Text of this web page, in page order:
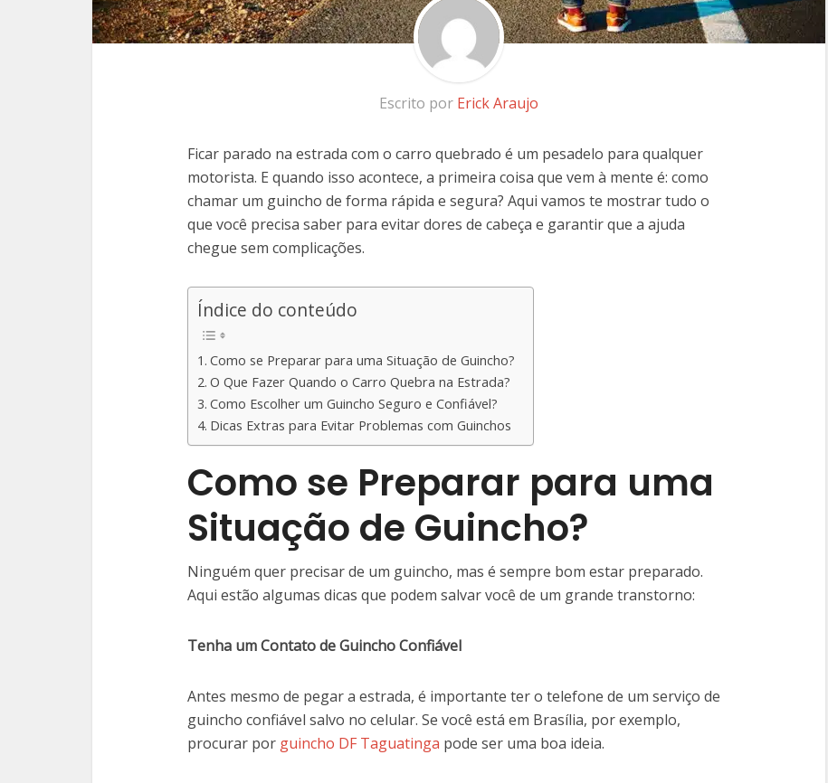
Escrito por Erick Araujo
Ficar parado na estrada com o carro quebrado é um pesadelo para qualquer
motorista. E quando isso acontece, a primeira coisa que vem à mente é: como
chamar um guincho de forma rápida e segura? Aqui vamos te mostrar tudo o
que você precisa saber para evitar dores de cabeça e garantir que a ajuda
chegue sem complicações.
Índice do conteúdo
Como se Preparar para uma Situação de Guincho?
O Que Fazer Quando o Carro Quebra na Estrada?
Como Escolher um Guincho Seguro e Confiável?
Dicas Extras para Evitar Problemas com Guinchos
Como se Preparar para uma
Situação de Guincho?
Ninguém quer precisar de um guincho, mas é sempre bom estar preparado.
Aqui estão algumas dicas que podem salvar você de um grande transtorno:
Tenha um Contato de Guincho Confiável
Antes mesmo de pegar a estrada, é importante ter o telefone de um serviço de
guincho confiável salvo no celular. Se você está em Brasília, por exemplo,
procurar por guincho DF Taguatinga pode ser uma boa ideia.